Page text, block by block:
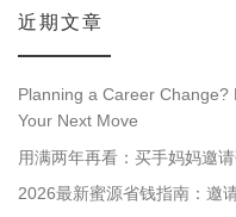
近期文章
Planning a Career Change?
Your Next Move
用满两年再看：买手妈妈邀
2026最新蜜源省钱指南：邀